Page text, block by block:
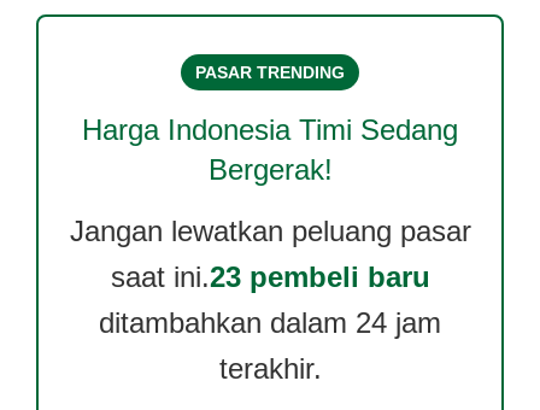
PASAR TRENDING
Harga Indonesia Timi Sedang
Bergerak!
Jangan lewatkan peluang pasar
saat ini.23 pembeli baru
ditambahkan dalam 24 jam
terakhir.